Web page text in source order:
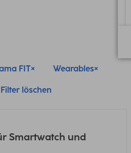
FIT Wearables
löschen
Smartwatch und